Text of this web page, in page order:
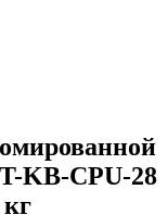
KB-CPU-28